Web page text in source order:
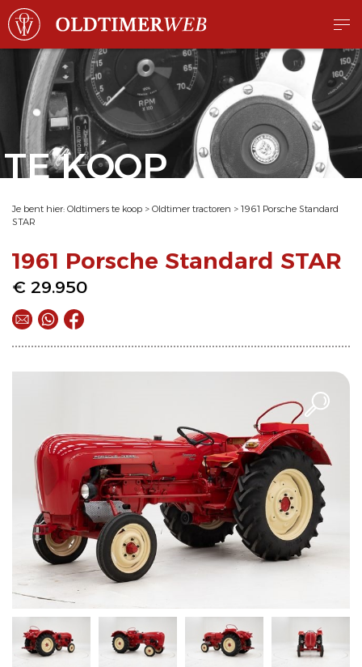
TE KOOP
Je bent hier: Oldtimers te koop > Oldtimer tractoren > 1961 Porsche Standard
STAR
1961 Porsche Standard STAR
€ 29.950